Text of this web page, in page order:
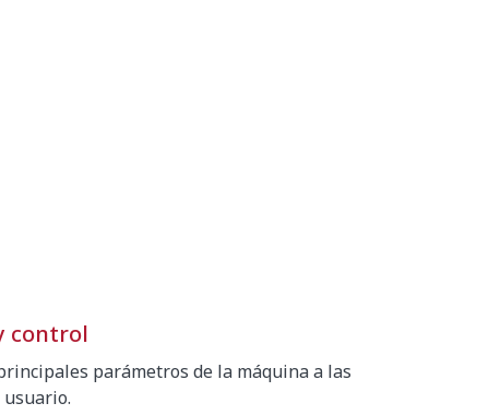
control
parámetros de la máquina a las
usuario.